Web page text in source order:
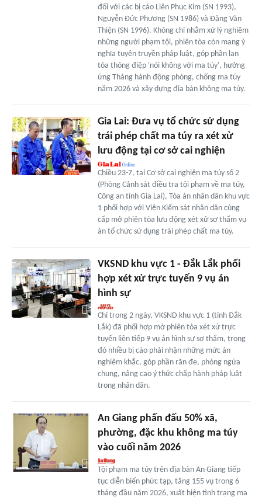
đối với các bị cáo Liên Phục Kim (SN 1993),
Nguyễn Đức Phương (SN 1986) và Đặng Văn
Thiện (SN 1996). Không chỉ nhằm xử lý nghiêm
những người phạm tội, phiên tòa còn mang ý
nghĩa tuyên truyền pháp luật, góp phần lan
tỏa thông điệp 'nói không với ma túy', hưởng
ứng Tháng hành động phòng, chống ma túy
năm 2026 và xây dựng địa bàn không ma túy.
Gia Lai: Đưa vụ tổ chức sử dụng
trái phép chất ma túy ra xét xử
lưu động tại cơ sở cai nghiện
Chiều 23-7, tại Cơ sở cai nghiện ma túy số 2
(Phòng Cảnh sát điều tra tội phạm về ma túy,
Công an tỉnh Gia Lai), Tòa án nhân dân khu vực
1 phối hợp với Viện Kiểm sát nhân dân cùng
cấp mở phiên tòa lưu động xét xử sơ thẩm vụ
án tổ chức sử dụng trái phép chất ma túy.
VKSND khu vực 1 - Đắk Lắk phối
hợp xét xử trực tuyến 9 vụ án
hình sự
Chỉ trong 2 ngày, VKSND khu vực 1 (tỉnh Đắk
Lắk) đã phối hợp mở phiên tòa xét xử trực
tuyến liên tiếp 9 vụ án hình sự sơ thẩm, trong
đó nhiều bị cáo phải nhận những mức án
nghiêm khắc, góp phần răn đe, phòng ngừa
chung, nâng cao ý thức chấp hành pháp luật
trong nhân dân.
An Giang phấn đấu 50% xã,
phường, đặc khu không ma túy
vào cuối năm 2026
Tội phạm ma túy trên địa bàn An Giang tiếp
tục diễn biến phức tạp, tăng 155 vụ trong 6
tháng đầu năm 2026, xuất hiện tình trạng ma